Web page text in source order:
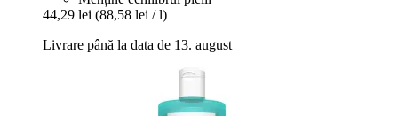
44,29 lei (88,58 lei / l)
Livrare până la data de 13. august